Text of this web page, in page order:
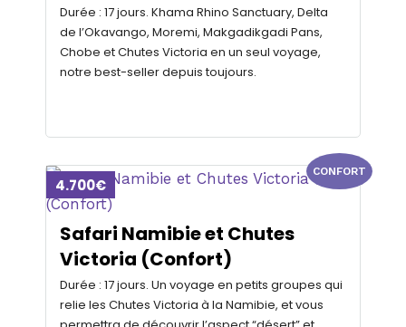
Durée : 17 jours. Khama Rhino Sanctuary, Delta
de l’Okavango, Moremi, Makgadikgadi Pans,
Chobe et Chutes Victoria en un seul voyage,
notre best-seller depuis toujours.
CONFORT
4.700€
Safari Namibie et Chutes
Victoria (Confort)
Durée : 17 jours. Un voyage en petits groupes qui
relie les Chutes Victoria à la Namibie, et vous